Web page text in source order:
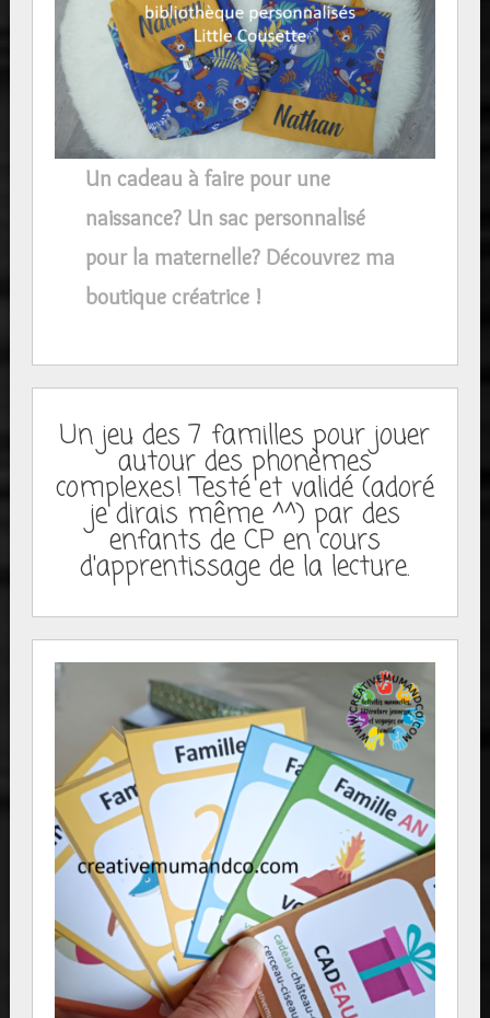
Un cadeau à faire pour une
naissance? Un sac personnalisé
pour la maternelle? Découvrez ma
boutique créatrice !
Un jeu des 7 familles pour jouer
autour des phonèmes
complexes! Testé et validé (adoré
je dirais même ^^) par des
enfants de CP en cours
d'apprentissage de la lecture.